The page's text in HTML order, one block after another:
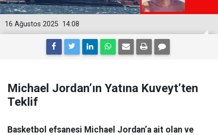
14:08
16 Ağustos 2025
Michael Jordan’ın Yatına Kuveyt’ten
Teklif
Basketbol efsanesi Michael Jordan’a ait olan ve